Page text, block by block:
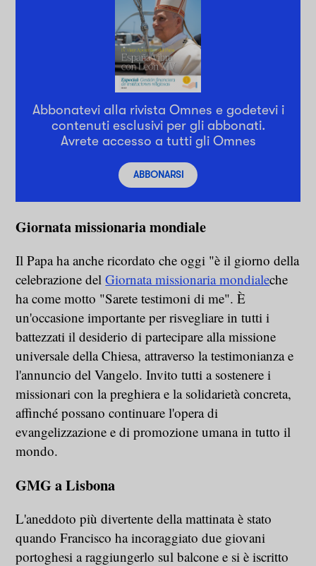
Abbonatevi alla rivista Omnes e godetevi i
contenuti esclusivi per gli abbonati.
Avrete accesso a tutti gli Omnes
ABBONARSI
Giornata missionaria mondiale
Il Papa ha anche ricordato che oggi "è il giorno della
celebrazione delGiornata missionaria mondialeche
ha come motto "Sarete testimoni di me". È
un'occasione importante per risvegliare in tutti i
battezzati il desiderio di partecipare alla missione
universale della Chiesa, attraverso la testimonianza e
l'annuncio del Vangelo. Invito tutti a sostenere i
missionari con la preghiera e la solidarietà concreta,
affinché possano continuare l'opera di
evangelizzazione e di promozione umana in tutto il
mondo.
GMG a Lisbona
L'aneddoto più divertente della mattinata è stato
quando Francisco ha incoraggiato due giovani
portoghesi a raggiungerlo sul balcone e si è iscritto